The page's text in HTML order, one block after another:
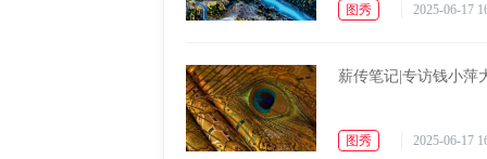
图秀 2025-06-17
薪传笔记|专访钱小萍
图秀 2025-06-17